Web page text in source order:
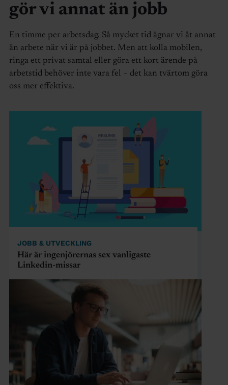
gör vi annat än jobb
En timme per arbetsdag. Så mycket tid ägnar vi åt annat
än arbete när vi är på jobbet. Men att kolla mobilen,
ringa ett privat samtal eller göra ett kort ärende på
arbetstid behöver inte vara fel – det kan tvärtom göra
oss mer effektiva.
JOBB & UTVECKLING
Här är ingenjörernas sex vanligaste
Linkedin-missar